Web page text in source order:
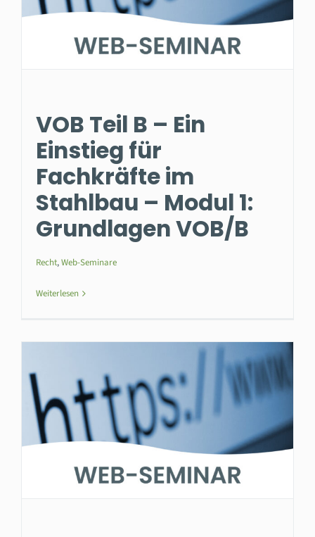
VOB Teil B – Ein
Einstieg für
Fachkräfte im
Stahlbau – Modul 1:
Grundlagen VOB/B
Recht,Web-Seminare
Weiterlesen